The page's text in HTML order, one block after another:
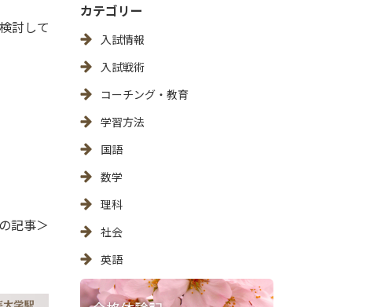
討して
記事＞
カテゴリー
入試情報
入試戦術
コーチング・教育
学習方法
国語
数学
理科
社会
英語